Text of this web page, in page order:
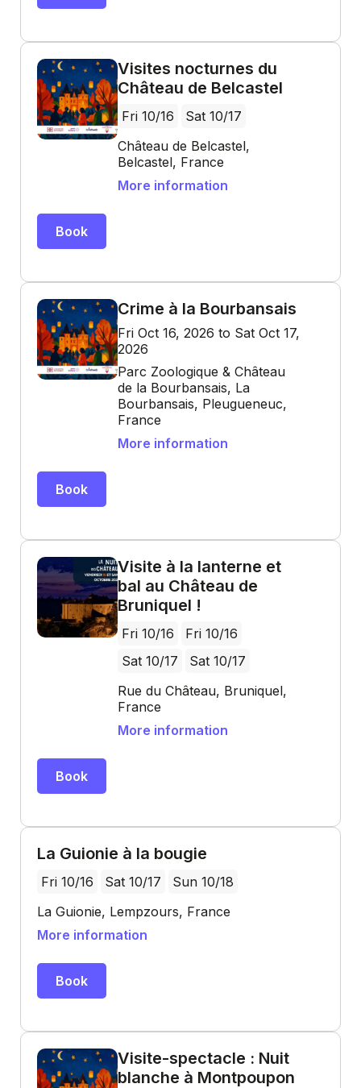
Visites nocturnes du
Château de Belcastel
Fri 10/16
Sat 10/17
Château de Belcastel,
Belcastel, France
More information
Book
Crime à la Bourbansais
Fri Oct 16, 2026 to Sat Oct 17,
2026
Parc Zoologique & Château
de la Bourbansais, La
Bourbansais, Pleugueneuc,
France
More information
Book
Visite à la lanterne et
bal au Château de
Bruniquel !
Fri 10/16
Fri 10/16
Sat 10/17
Sat 10/17
Rue du Château, Bruniquel,
France
More information
Book
La Guionie à la bougie
Fri 10/16 Sat 10/17
Sun 10/18
La Guionie, Lempzours, France
More information
Book
Visite-spectacle : Nuit
blanche à Montpoupon